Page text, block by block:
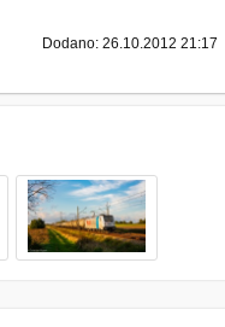
Dodano: 26.10.2012 21:17